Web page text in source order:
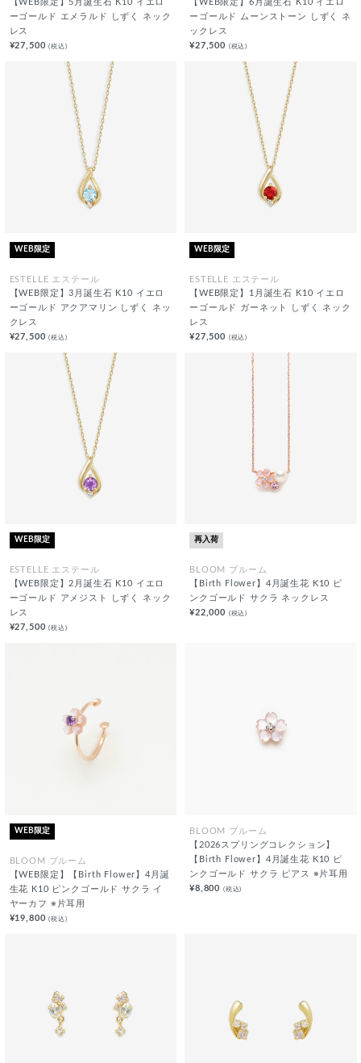
【WEB限定】5月誕生石 K10 イエロ
ーゴールド エメラルド しずく ネック
レス
¥27,500(税込)
【WEB限定】6月誕生石 K10 イエロ
ーゴールド ムーンストーン しずく ネ
ックレス
¥27,500 (税込)
WEB限定
ESTELLE エステール
【WEB限定】3月誕生石 K10 イエロ
ーゴールド アクアマリン しずく ネッ
クレス
¥27,500(税込)
WEB限定
ESTELLE エステール
【WEB限定】1月誕生石 K10 イエロ
ーゴールド ガーネット しずく ネック
レス
¥27,500 (税込)
WEB限定
ESTELLE エステール
【WEB限定】2月誕生石 K10 イエロ
ーゴールド アメジスト しずく ネック
レス
¥27,500(税込)
再入荷
BLOOM ブルーム
【Birth Flower】4月誕生花 K10 ピ
ンクゴールド サクラ ネックレス
¥22,000 (税込)
WEB限定
BLOOM ブルーム
【WEB限定】【Birth Flower】4月誕
生花 K10 ピンクゴールド サクラ イ
ヤーカフ ※片耳用
¥19,800(税込)
BLOOM ブルーム
【2026スプリングコレクション】
【Birth Flower】4月誕生花 K10 ピ
ンクゴールド サクラ ピアス ※片耳用
¥8,800 (税込)